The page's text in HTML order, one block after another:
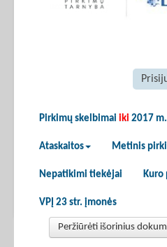
Pirkimų skelbimai iki 2017
Ataskaitos Metinis
Nepatikimi tiekėjai Kuro
VPĮ 23 str. įmonės
Peržiūrėti išorinius